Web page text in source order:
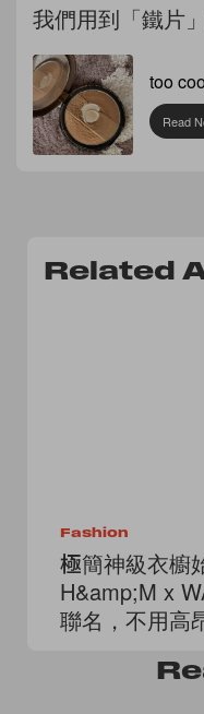
我們用到「鐵片
too
Read
Related
Fashion
極簡神級衣櫥
H&amp;M x
聯名，不用高